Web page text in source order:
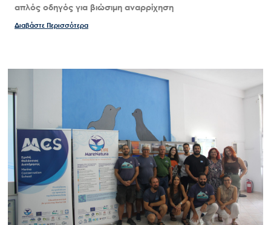
απλός οδηγός για βιώσιμη αναρρίχηση
Διαβάστε Περισσότερα